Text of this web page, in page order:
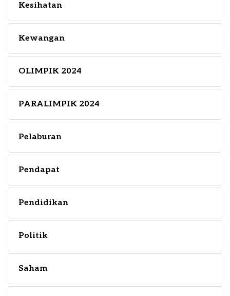
Kesihatan
Kewangan
OLIMPIK 2024
PARALIMPIK 2024
Pelaburan
Pendapat
Pendidikan
Politik
Saham